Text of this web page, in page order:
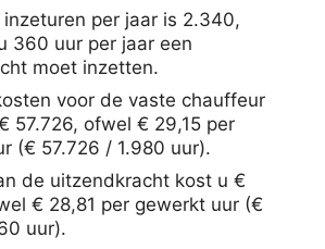
per jaar is 2.340,
360 uur per jaar een
moet inzetten.
voor de vaste chauffeur
57.726, ofwel € 29,15 per
(€ 57.726 / 1.980 uur).
de uitzendkracht kost u €
€ 28,81 per gewerkt uur (€
uur).